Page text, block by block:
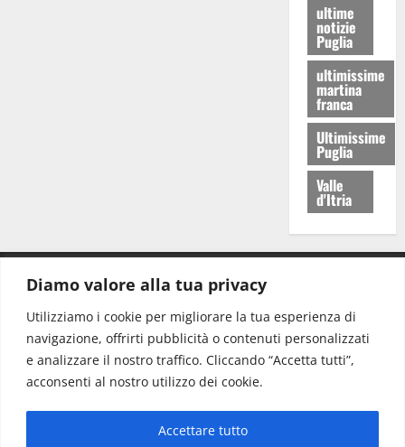
Diamo valore alla tua privacy
Utilizziamo i cookie per migliorare la tua esperienza di
navigazione, offrirti pubblicità o contenuti personalizzati
e analizzare il nostro traffico. Cliccando “Accetta tutti”,
acconsenti al nostro utilizzo dei cookie.
Accettare tutto
ultime
notizie
Puglia
ultimissime
martina
franca
Ultimissime
Puglia
Valle
d'Itria
Redazione: redazione@www.martinasera.it
Direttore:direttore@www.martinasera.it
Info & Commerciale:info@www.martinasera.it